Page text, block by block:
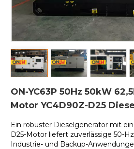
ON-YC63P 50Hz 50kW
Motor YC4D90Z-D25
Ein robuster Dieselgenerator mit
D25-Motor liefert zuverlässige 50-
Industrie- und Backup-